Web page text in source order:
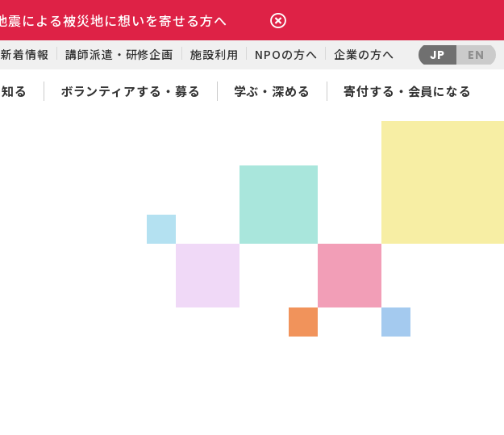
震による被災地に想いを寄せる方へ
新着情報 講師派遣・研修企画 施設利用 NPOの方へ 企業の方へ JP EN
る ボランティアする・募る 学ぶ・深める 寄付する・会員になる